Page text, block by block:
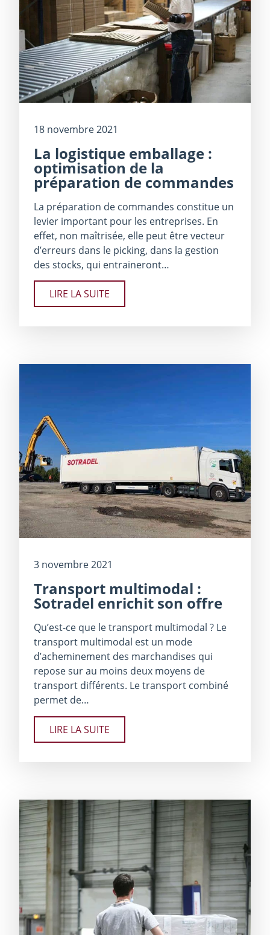
18 novembre 2021
La logistique emballage :
optimisation de la
préparation de commandes
La préparation de commandes constitue un
levier important pour les entreprises. En
effet, non maîtrisée, elle peut être vecteur
d’erreurs dans le picking, dans la gestion
des stocks, qui entraineront…
LIRE LA SUITE
3 novembre 2021
Transport multimodal :
Sotradel enrichit son offre
Qu’est-ce que le transport multimodal ? Le
transport multimodal est un mode
d’acheminement des marchandises qui
repose sur au moins deux moyens de
transport différents. Le transport combiné
permet de…
LIRE LA SUITE